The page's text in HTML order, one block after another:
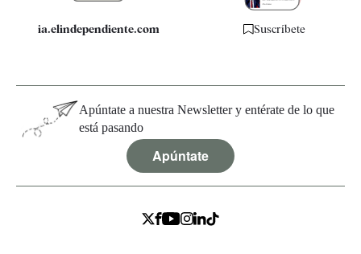
ia.elindependiente.com Suscríbete
Apúntate a nuestra Newsletter y entérate de lo que
está pasando
Apúntate